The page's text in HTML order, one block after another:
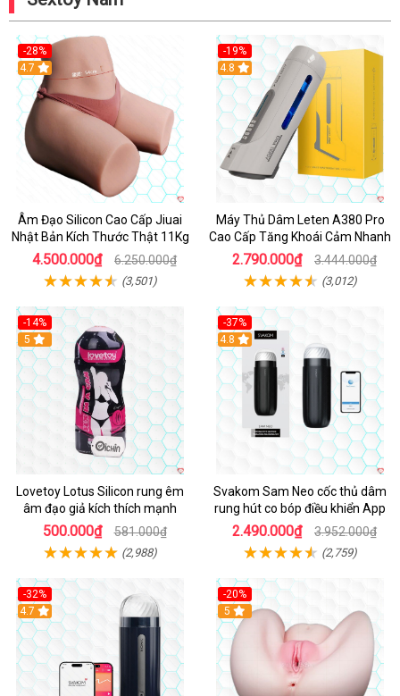
-28%
4.7
Âm Đạo Silicon Cao Cấp Jiuai
Nhật Bản Kích Thước Thật 11Kg
4.500.000₫ 6.250.000₫
(3,501)
-19%
Hot
4.8
Máy Thủ Dâm Leten A380 Pro
Cao Cấp Tăng Khoái Cảm Nhanh
2.790.000₫ 3.444.000₫
(3,012)
-14%
Hot
5
Lovetoy Lotus Silicon rung êm
âm đạo giả kích thích mạnh
500.000₫ 581.000₫
(2,988)
-37%
4.8
Svakom Sam Neo cốc thủ dâm
rung hút co bóp điều khiển App
2.490.000₫ 3.952.000₫
(2,759)
-32%
Hot
4.7
-20%
Hot
5